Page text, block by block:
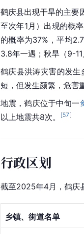
自然灾害
鹤庆县境内的自然灾害
鹤庆县出现干旱的主要
至次年1月）出现的概
鹤庆县洪涛灾害的发
地震，鹤庆位于中旬一